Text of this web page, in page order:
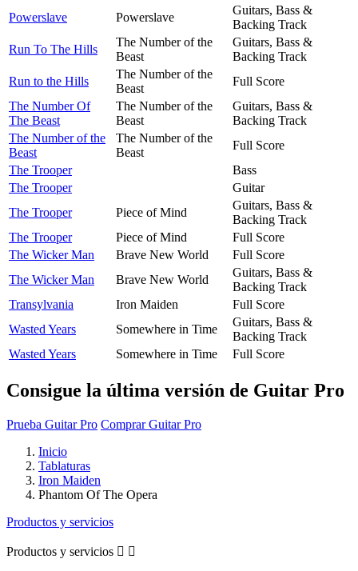
Powerslave
Powerslave
Guitars, Bass &
Backing Track
Run To The Hills
The Number of the
Beast
Guitars, Bass &
Backing Track
Run to the Hills
The Number of the
Beast
Full Score
The Number Of
The Beast
The Number of the
Beast
Guitars, Bass &
Backing Track
The Number of the
Beast
The Number of the
Beast
Full Score
The Trooper
Bass
The Trooper
Guitar
The Trooper
Piece of Mind
Guitars, Bass &
Backing Track
The Trooper
Piece of Mind
Full Score
The Wicker Man
Brave New World
Full Score
The Wicker Man
Brave New World
Guitars, Bass &
Backing Track
Transylvania
Iron Maiden
Full Score
Wasted Years
Somewhere in Time
Guitars, Bass &
Backing Track
Wasted Years
Somewhere in Time Full Score
Consigue la última versión de Guitar Pro
Prueba Guitar Pro Comprar Guitar Pro
Inicio
Tablaturas
Iron Maiden
Phantom Of The Opera
Productos y servicios
Productos y servicios  